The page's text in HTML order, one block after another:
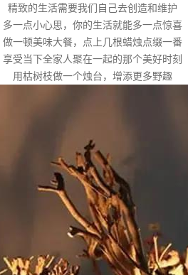
精致的生活需要我们自己去创造和维护
多一点小心思，你的生活就能多一点惊喜
做一顿美味大餐，点上几根蜡烛点缀一番
享受当下全家人聚在一起的那个美好时刻
用枯树枝做一个烛台，增添更多野趣